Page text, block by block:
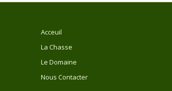
Acceuil
La Chasse
Le Domaine
Nous Contacter